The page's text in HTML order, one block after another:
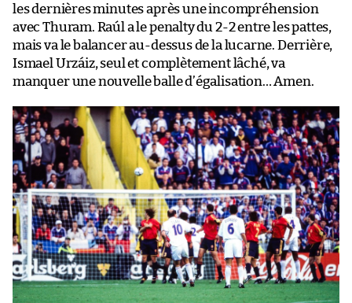
les dernières minutes après une incompréhension
avec Thuram. Raúl a le penalty du 2-2 entre les pattes,
mais va le balancer au-dessus de la lucarne. Derrière,
Ismael Urzáiz, seul et complètement lâché, va
manquer une nouvelle balle d’égalisation… Amen.